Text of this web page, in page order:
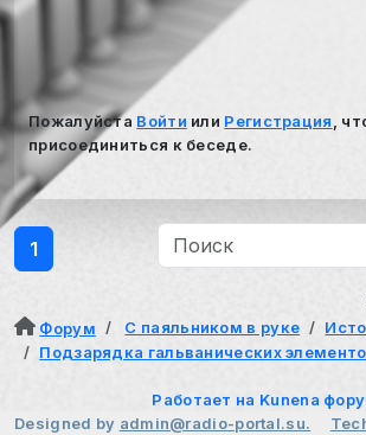
Пожалуйста Войти или Регистрация
,
присоединиться к беседе.
1
Форум
С паяльником в руке
Подзарядка гальванических
Работает на Kunena
Designed by admin@radio-portal.su.